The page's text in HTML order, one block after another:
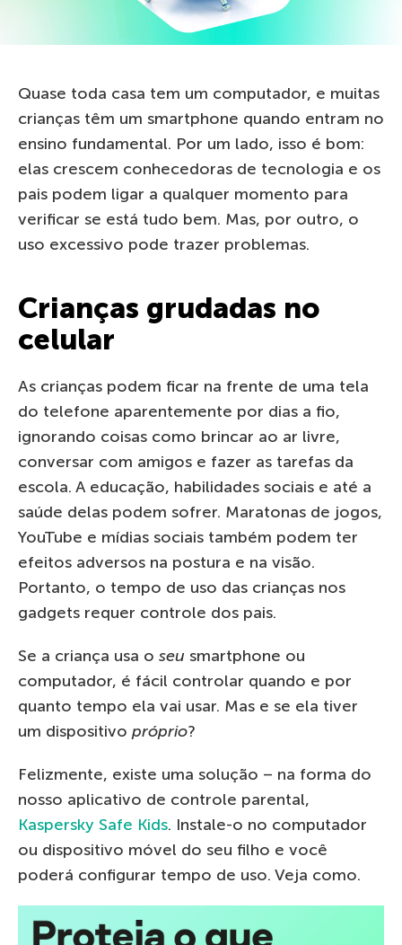
Quase toda casa tem um computador, e muitas
crianças têm um smartphone quando entram no
ensino fundamental. Por um lado, isso é bom:
elas crescem conhecedoras de tecnologia e os
pais podem ligar a qualquer momento para
verificar se está tudo bem. Mas, por outro, o
uso excessivo pode trazer problemas.
Crianças grudadas no
celular
As crianças podem ficar na frente de uma tela
do telefone aparentemente por dias a fio,
ignorando coisas como brincar ao ar livre,
conversar com amigos e fazer as tarefas da
escola. A educação, habilidades sociais e até a
saúde delas podem sofrer. Maratonas de jogos,
YouTube e mídias sociais também podem ter
efeitos adversos na postura e na visão.
Portanto, o tempo de uso das crianças nos
gadgets requer controle dos pais.
Se a criança usa o seu smartphone ou
computador, é fácil controlar quando e por
quanto tempo ela vai usar. Mas e se ela tiver
um dispositivo próprio?
Felizmente, existe uma solução – na forma do
nosso aplicativo de controle parental,
Kaspersky Safe Kids. Instale-o no computador
ou dispositivo móvel do seu filho e você
poderá configurar tempo de uso. Veja como.